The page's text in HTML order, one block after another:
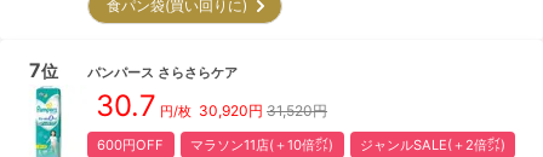
食パン袋(買い回りに)
7位 パンパース さらさらケア
30.7 円/枚 30,920円 31,520円
600円OFF マラソン11店(＋10倍㌽)
ジャンルSALE(＋2倍㌽)